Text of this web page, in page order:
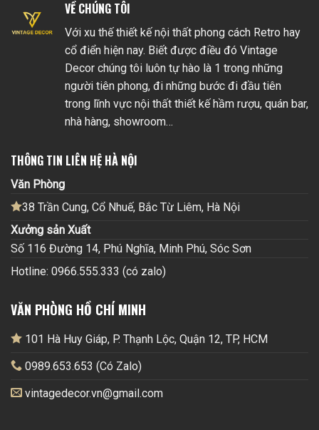
VỀ CHÚNG TÔI
Với xu thế thiết kế nội thất phong cách Retro hay
cổ điển hiện nay. Biết được điều đó Vintage
Decor chúng tôi luôn tự hào là 1 trong những
người tiên phong, đi những bước đi đầu tiên
trong lĩnh vực nội thất thiết kế hầm rượu, quán bar,
nhà hàng, showroom…
THÔNG TIN LIÊN HỆ HÀ NỘI
Văn Phòng
38 Trần Cung, Cổ Nhuế, Bắc Từ Liêm, Hà Nội
Xưởng sản Xuất
Số 116 Đường 14, Phú Nghĩa, Minh Phú, Sóc Sơn
Hotline: 0966.555.333 (có zalo)
VĂN PHÒNG HỒ CHÍ MINH
101 Hà Huy Giáp, P. Thạnh Lộc, Quận 12, TP, HCM
0989.653.653 (Có Zalo)
vintagedecor.vn@gmail.com